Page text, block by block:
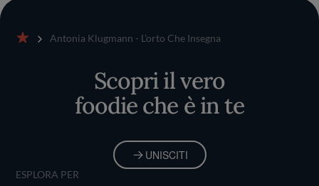
Antonia Klugmann - L'orto Che Insegna
Scopri il vero
foodie che è in te
UNISCITI
ESPLORA PER